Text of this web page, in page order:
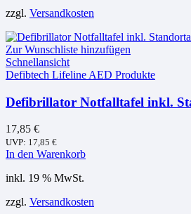
zzgl. Versandkosten
Zur Wunschliste hinzufügen
Schnellansicht
Defibtech Lifeline AED Produkte
Defibrillator Notfalltafel inkl.
17,85 €
UVP: 17,85 €
In den Warenkorb
inkl. 19 % MwSt.
zzgl. Versandkosten